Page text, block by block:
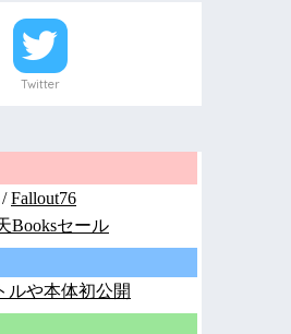
Twitter